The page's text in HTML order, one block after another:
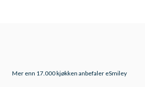
Mer enn 17.000 kjøkken anbefaler eSmiley